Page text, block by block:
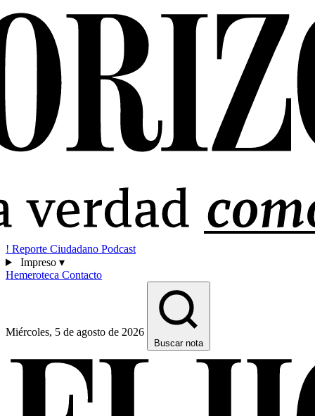
! Reporte Ciudadano Podcast
Impreso ▾
Hemeroteca Contacto
Miércoles, 5 de agosto de 2026
Buscar nota